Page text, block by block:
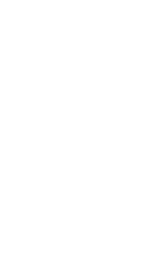
their flock.